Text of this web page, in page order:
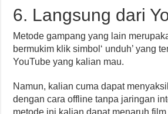
6. Langsung dari
Metode gampang yang lain
bermukim klik simbol‘ unduh’ yang
YouTube yang kalian mau.
Namun, kalian cuma dapat
dengan cara offline tanpa jaringan
metode ini kalian dapat menaruh